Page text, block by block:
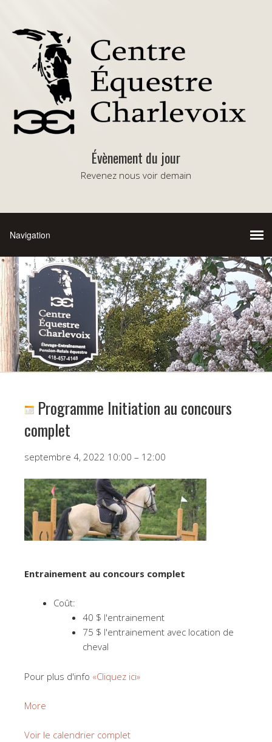
Évènement du jour
Revenez nous voir demain
Programme Initiation au concours
complet
Programme
au
concours
complet
septembre 4, 2022 10:00 – 12:00
Entrainement au concours complet
Coût:
40 $ l'entrainement
75 $ l'entrainement avec location de
cheval
Pour plus d'info «Cliquez ici»
More
Initiation
Voir le calendrier complet